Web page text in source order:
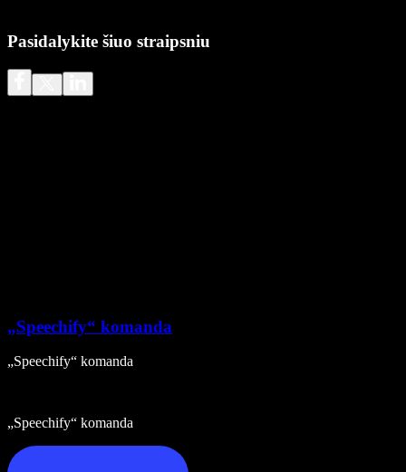
Pasidalykite šiuo straipsniu
„Speechify“ komanda
„Speechify“ komanda
„Speechify“ komanda